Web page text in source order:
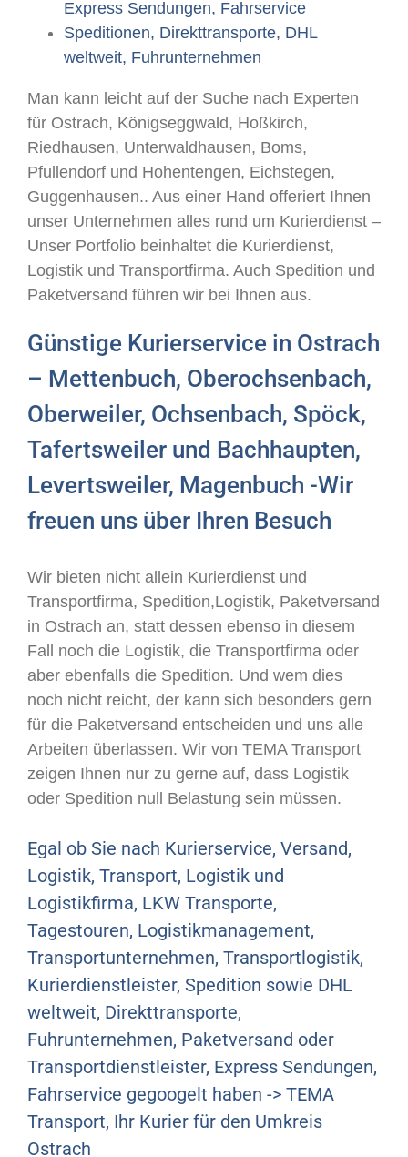
Express Sendungen, Fahrservice
Speditionen, Direkttransporte, DHL
weltweit, Fuhrunternehmen
Man kann leicht auf der Suche nach Experten
für Ostrach, Königseggwald, Hoßkirch,
Riedhausen, Unterwaldhausen, Boms,
Pfullendorf und Hohentengen, Eichstegen,
Guggenhausen.. Aus einer Hand offeriert Ihnen
unser Unternehmen alles rund um Kurierdienst –
Unser Portfolio beinhaltet die Kurierdienst,
Logistik und Transportfirma. Auch Spedition und
Paketversand führen wir bei Ihnen aus.
Günstige Kurierservice in Ostrach
– Mettenbuch, Oberochsenbach,
Oberweiler, Ochsenbach, Spöck,
Tafertsweiler und Bachhaupten,
Levertsweiler, Magenbuch -Wir
freuen uns über Ihren Besuch
Wir bieten nicht allein Kurierdienst und
Transportfirma, Spedition,Logistik, Paketversand
in Ostrach an, statt dessen ebenso in diesem
Fall noch die Logistik, die Transportfirma oder
aber ebenfalls die Spedition. Und wem dies
noch nicht reicht, der kann sich besonders gern
für die Paketversand entscheiden und uns alle
Arbeiten überlassen. Wir von TEMA Transport
zeigen Ihnen nur zu gerne auf, dass Logistik
oder Spedition null Belastung sein müssen.
Egal ob Sie nach Kurierservice, Versand,
Logistik, Transport, Logistik und
Logistikfirma, LKW Transporte,
Tagestouren, Logistikmanagement,
Transportunternehmen, Transportlogistik,
Kurierdienstleister, Spedition sowie DHL
weltweit, Direkttransporte,
Fuhrunternehmen, Paketversand oder
Transportdienstleister, Express Sendungen,
Fahrservice gegoogelt haben -> TEMA
Transport, Ihr Kurier für den Umkreis
Ostrach